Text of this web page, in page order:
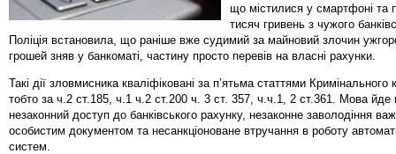
що містилися у смартфоні та
тисяч гривень з чужого
Поліція встановила, що раніше вже судимий за майновий злочин
грошей зняв у банкоматі, частину просто перевів на власні рахунки.
Такі дії зловмисника кваліфіковані за п’ятьма статтями Кримінального
тобто за ч.2 ст.185, ч.1 ч.2 ст.200 ч. 3 ст. 357, ч.ч.1, 2 ст.361. Мова йде
незаконний доступ до банківського рахунку, незаконне заволодіння
особистим документом та несанкціоноване втручання в роботу
систем.